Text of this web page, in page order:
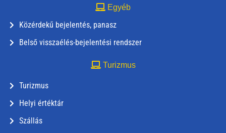
Egyéb
Közérdekű bejelentés, panasz
Belső visszaélés-bejelentési rendszer
Turizmus
Turizmus
Helyi értéktár
Szállás